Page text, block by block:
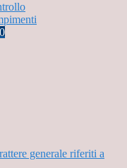
generale riferiti a